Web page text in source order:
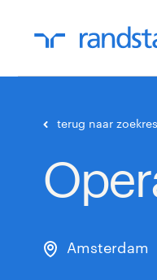
terug naar
Amsterdam